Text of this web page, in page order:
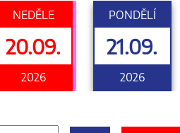
NEDĚLE
20.09.
2026
PONDĚLÍ
21.09.
2026